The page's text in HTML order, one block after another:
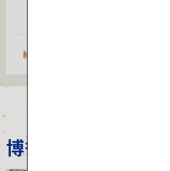
約1時間10分
博多祇園山笠